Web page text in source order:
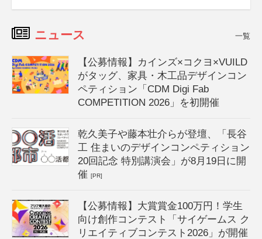
ニュース 一覧
【公募情報】カインズ×コクヨ×VUILD
がタッグ、家具・木工品デザインコン
ペティション「CDM Digi Fab
COMPETITION 2026」を初開催
乾久美子や藤本壮介らが登壇、「長谷
工 住まいのデザインコンペティション
20回記念 特別講演会」が8月19日に開
催[PR]
【公募情報】大賞賞金100万円！学生
向け創作コンテスト「サイゲームス ク
リエイティブコンテスト2026」が開催